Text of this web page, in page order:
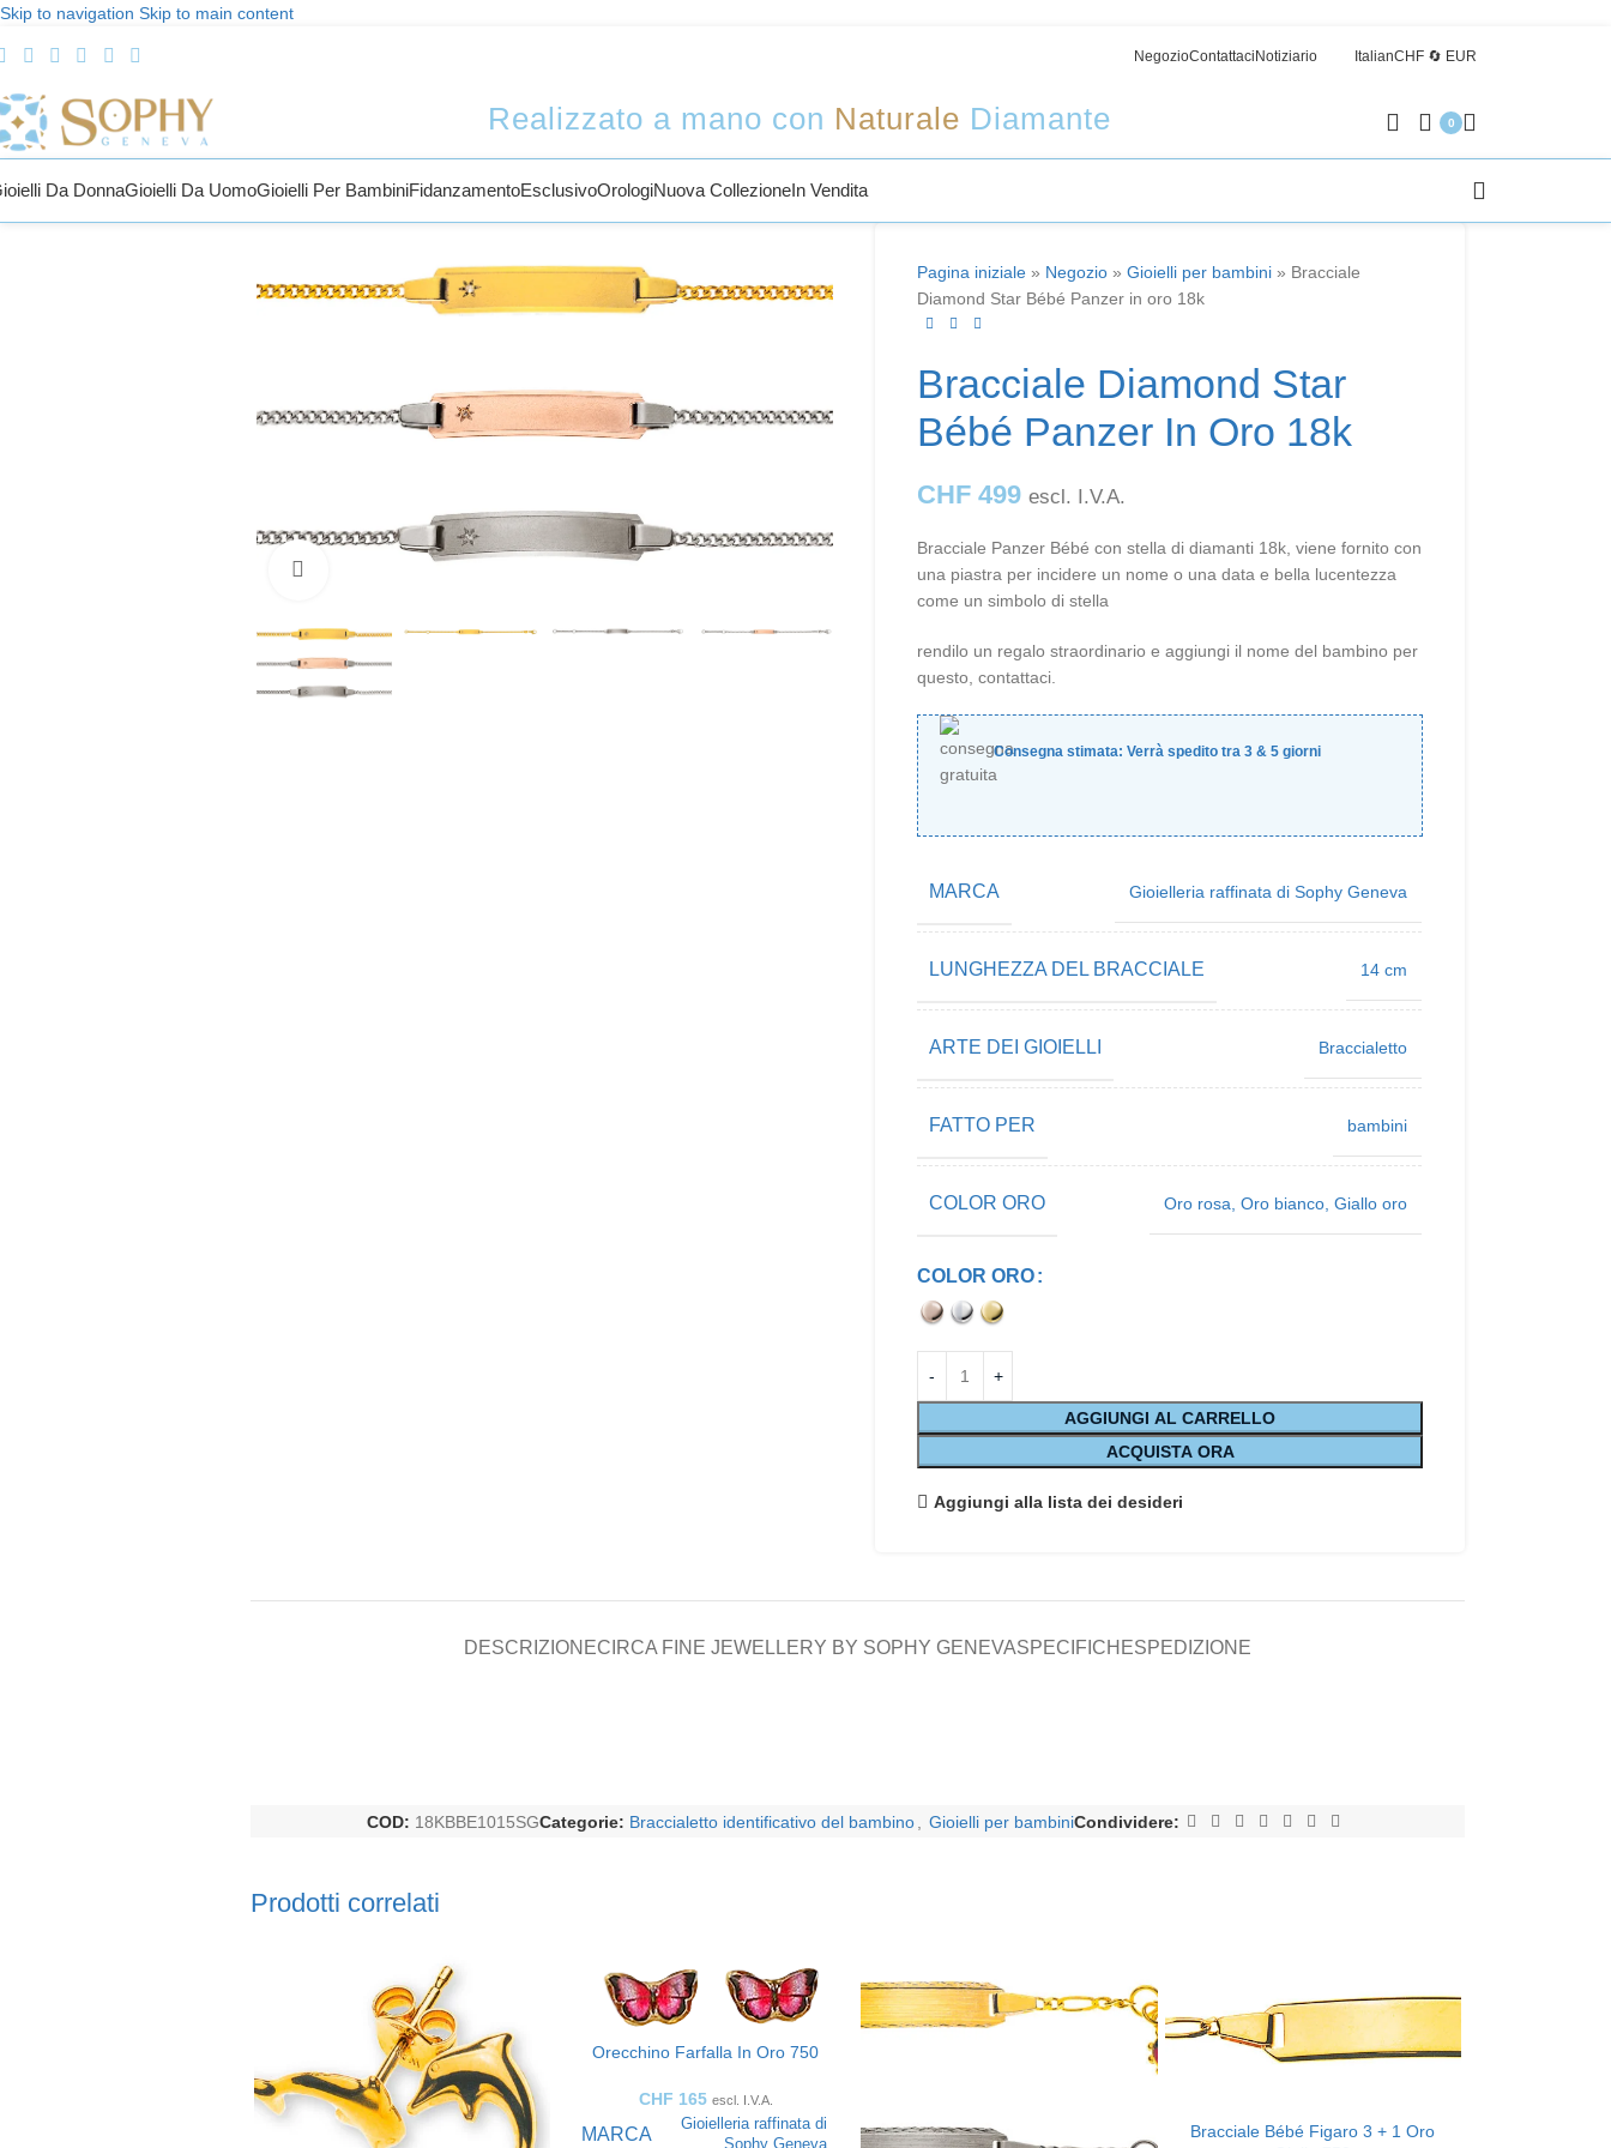
Skip to navigation Skip to main content
NegozioContattaci Notiziario ItalianCHF 🔄 EUR
Realizzato a mano con Naturale Diamante 0
Da DonnaGioielli Da UomoGioielli Per BambiniFidanzamentoEsclusivoOrologiNuova CollezioneIn Vendita
Pagina iniziale » Negozio »Gioielli per bambini » Bracciale
Diamond Star Bébé Panzer in oro 18k
Bracciale Diamond Star
Bébé Panzer In Oro 18k
CHF 499 escl. I.V.A.
Bracciale Panzer Bébé con stella di diamanti 18k, viene fornito con
una piastra per incidere un nome o una data e bella lucentezza
come un simbolo di stella
rendilo un regalo straordinario e aggiungi il nome del bambino per
questo, contattaci.
Consegna stimata: Verrà spedito tra3& 5giorni
MARCA Gioielleria raffinata di Sophy Geneva
LUNGHEZZA DEL BRACCIALE 14 cm
ARTE DEI GIOIELLI Braccialetto
FATTO PER bambini
COLOR ORO Oro rosa ,Oro bianco ,Giallo oro
COLOR ORO
AGGIUNGI AL CARRELLO
ACQUISTA ORA
Aggiungi alla lista dei desideri
DESCRIZIONECIRCA FINE JEWELLERY BY SOPHY GENEVASPECIFICHESPEDIZIONE
COD: 18KBBE1015SGCategorie: Braccialetto identificativo del bambino Gioielli per bambiniCondividere:
Prodotti correlati
Orecchino Farfalla In Oro 750
CHF 165 escl. I.V.A.
MARCA
Gioielleria raffinata di
Sophy Geneva
Bracciale Bébé Figaro 3 + 1 Oro